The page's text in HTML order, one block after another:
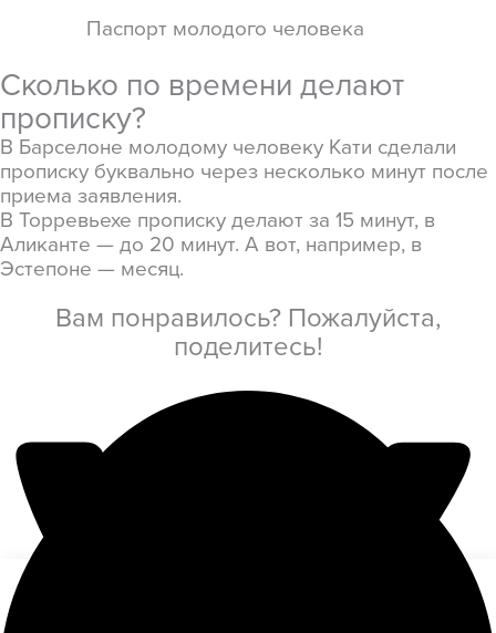
Паспорт молодого человека
Сколько по времени делают
прописку?
В Барселоне молодому человеку Кати сделали
прописку буквально через несколько минут после
приема заявления.
В Торревьехе прописку делают за 15 минут, в
Аликанте — до 20 минут. А вот, например, в
Эстепоне — месяц.
Вам понравилось? Пожалуйста,
поделитесь!